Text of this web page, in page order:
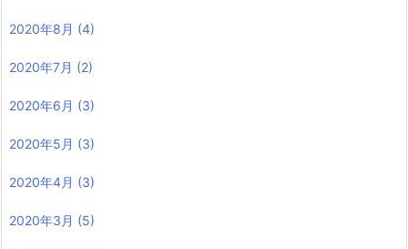
2020年8月 (4)
2020年7月 (2)
2020年6月 (3)
2020年5月 (3)
2020年4月 (3)
2020年3月 (5)